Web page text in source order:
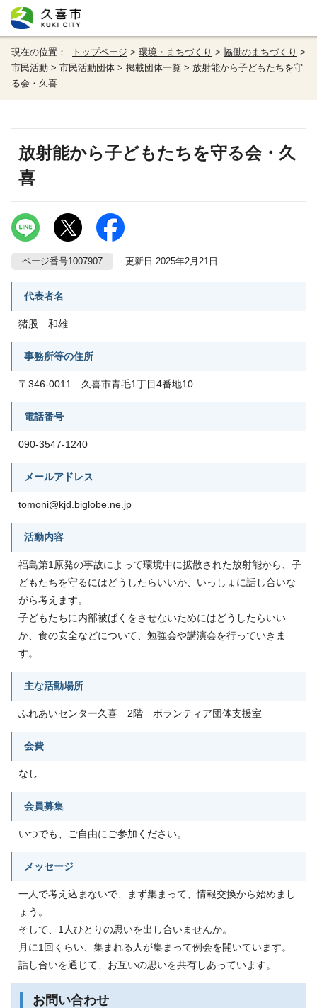
現在の位置： トップページ > 環境・まちづくり > 協働のまちづくり >
市民活動 > 市民活動団体 > 掲載団体一覧 > 放射能から子どもたちを守
る会・久喜
放射能から子どもたちを守る会・久
喜
ページ番号1007907 更新日 2025年2月21日
代表者名
猪股 和雄
事務所等の住所
〒346-0011 久喜市青毛1丁目4番地10
電話番号
090-3547-1240
メールアドレス
tomoni@kjd.biglobe.ne.jp
活動内容
福島第1原発の事故によって環境中に拡散された放射能から、子
どもたちを守るにはどうしたらいいか、いっしょに話し合いな
がら考えます。
子どもたちに内部被ばくをさせないためにはどうしたらいい
か、食の安全などについて、勉強会や講演会を行っていきま
す。
主な活動場所
ふれあいセンター久喜 2階 ボランティア団体支援室
会費
なし
会員募集
いつでも、ご自由にご参加ください。
メッセージ
一人で考え込まないで、まず集まって、情報交換から始めまし
ょう。
そして、1人ひとりの思いを出し合いませんか。
月に1回くらい、集まれる人が集まって例会を開いています。
話し合いを通じて、お互いの思いを共有しあっています。
お問い合わせ